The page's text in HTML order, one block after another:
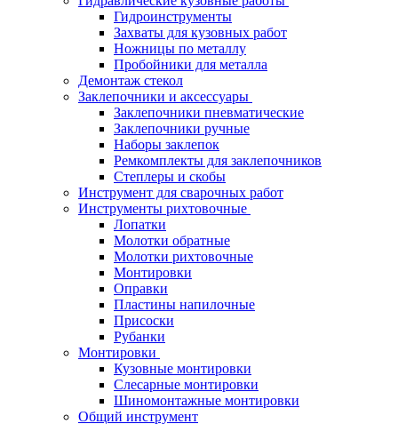
Гидроинструменты
Захваты для кузовных работ
Ножницы по металлу
Пробойники для металла
Демонтаж стекол
Заклепочники и аксессуары
Заклепочники пневматические
Заклепочники ручные
Наборы заклепок
Ремкомплекты для заклепочников
Степлеры и скобы
Инструмент для сварочных работ
Инструменты рихтовочные
Лопатки
Молотки обратные
Молотки рихтовочные
Монтировки
Оправки
Пластины напилочные
Присоски
Рубанки
Монтировки
Кузовные монтировки
Слесарные монтировки
Шиномонтажные монтировки
Общий инструмент